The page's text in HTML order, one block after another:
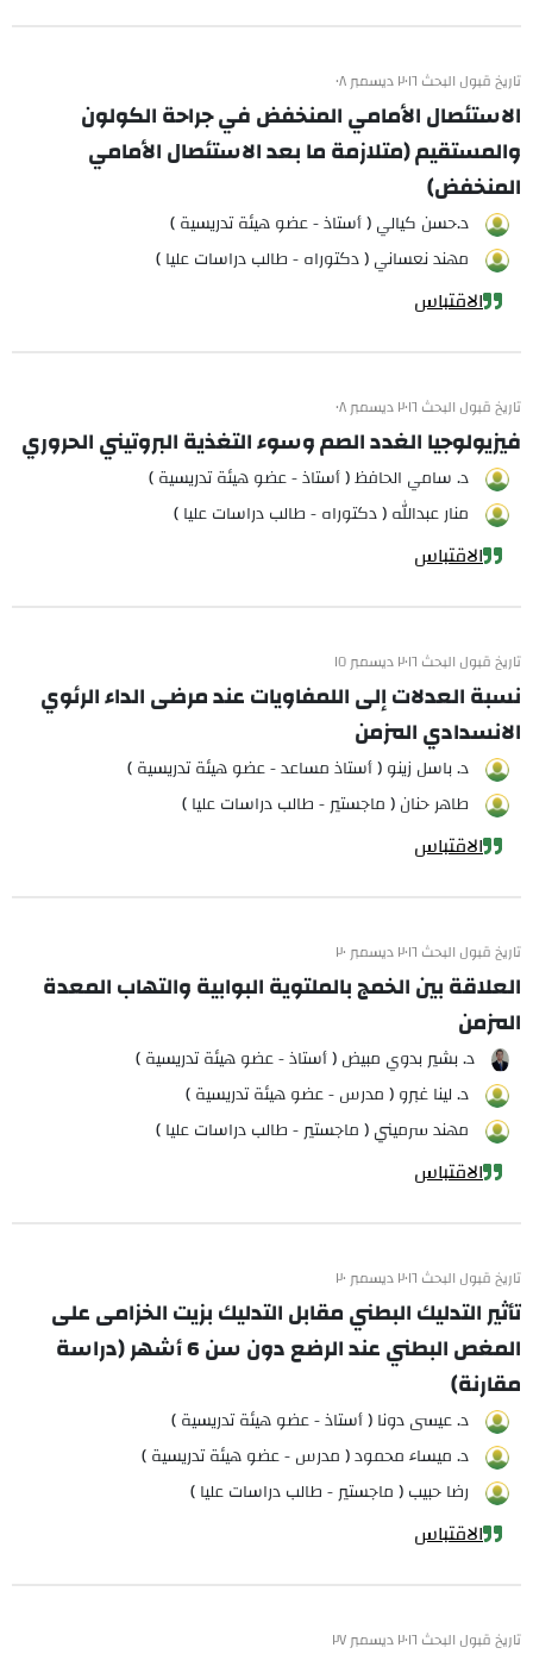
تاريخ قبول البحث ٢٠١٦ ديسمبر ٠٨
الاستئصال الأمامي المنخفض في جراحة الكولون
والمستقيم (متلازمة ما بعد الاستئصال الأمامي
المنخفض)
د.حسن كيالي ( أستاذ - عضو هيئة تدريسية )
مهند نعساني ( دكتوراه - طالب دراسات عليا )
الاقتباس
تاريخ قبول البحث ٢٠١٦ ديسمبر ٠٨
فيزيولوجيا الغدد الصم وسوء التغذية البروتيني الحروري
د. سامي الحافظ ( أستاذ - عضو هيئة تدريسية )
منار عبدالله ( دكتوراه - طالب دراسات عليا )
الاقتباس
تاريخ قبول البحث ٢٠١٦ ديسمبر ١٥
نسبة العدلات إلى اللمفاويات عند مرضى الداء الرئوي
الانسدادي المزمن
د. باسل زينو ( أستاذ مساعد - عضو هيئة تدريسية )
طاهر حنان ( ماجستير - طالب دراسات عليا )
الاقتباس
تاريخ قبول البحث ٢٠١٦ ديسمبر ٢٠
العلاقة بين الخمج بالملتوية البوابية والتهاب المعدة
المزمن
د. بشير بدوي مبيض ( أستاذ - عضو هيئة تدريسية )
د. لينا غبرو ( مدرس - عضو هيئة تدريسية )
مهند سرميني ( ماجستير - طالب دراسات عليا )
الاقتباس
تاريخ قبول البحث ٢٠١٦ ديسمبر ٢٠
تأثير التدليك البطني مقابل التدليك بزيت الخزامى على
المغص البطني عند الرضع دون سن 6 أشهر (دراسة
مقارنة)
د. عيسى دونا ( أستاذ - عضو هيئة تدريسية )
د. ميساء محمود ( مدرس - عضو هيئة تدريسية )
رضا حبيب ( ماجستير - طالب دراسات عليا )
الاقتباس
تاريخ قبول البحث ٢٠١٦ ديسمبر ٢٧